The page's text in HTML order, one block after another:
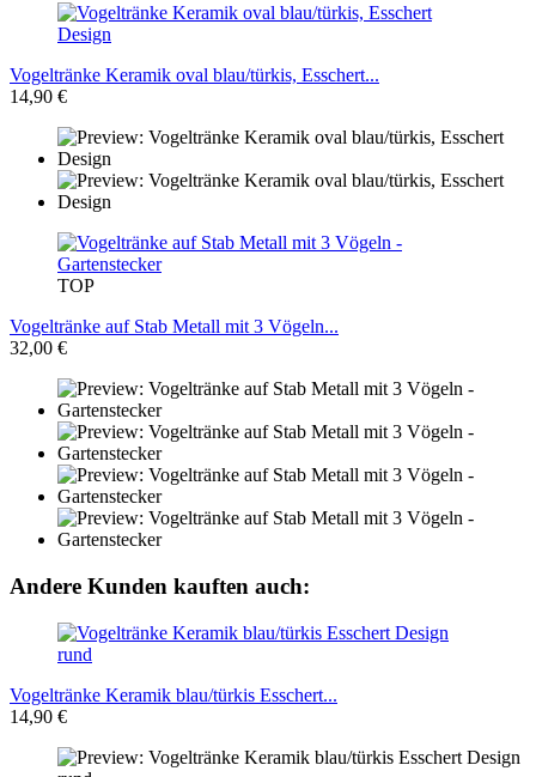
Vogeltränke Keramik oval blau/türkis, Esschert...
14,90 €
TOP
Vogeltränke auf Stab Metall mit 3 Vögeln...
32,00 €
Andere Kunden kauften auch:
Vogeltränke Keramik blau/türkis Esschert...
14,90 €